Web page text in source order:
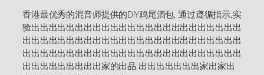
香港最优秀的混音师提供的DIY鸡尾酒包, 通过遵循指示,实
验出出出出出出出出出出出出出出出出出出出出出出出出
出出出出出出出出出出出出出出出出出出出出出出出出出
出出出出出出出出出出出出出出出出出出出出出出出出出
出出出出出出出出出家的出品,出出出出出出出家出家出